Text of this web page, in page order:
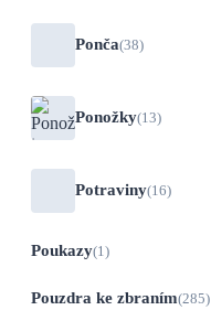
Ponča(38)
Ponožky(13)
Potraviny(16)
Poukazy(1)
Pouzdra ke zbraním(285)